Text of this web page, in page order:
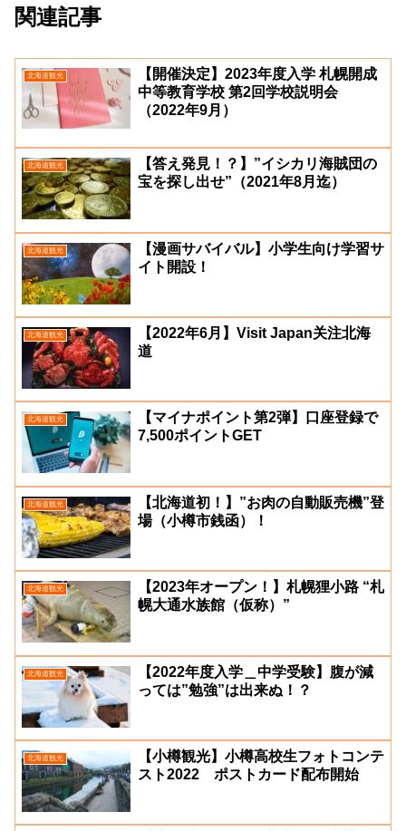
関連記事
北海道観光
【開催決定】2023年度入学 札幌開成
中等教育学校 第2回学校説明会
（2022年9月）
北海道観光
【答え発見！？】”イシカリ海賊団の
宝を探し出せ”（2021年8月迄）
北海道観光
【漫画サバイバル】小学生向け学習サ
イト開設！
北海道観光
【2022年6月】Visit Japan关注北海
道
北海道観光
【マイナポイント第2弾】口座登録で
7,500ポイントGET
北海道観光
【北海道初！】”お肉の自動販売機”登
場（小樽市銭函）！
北海道観光
【2023年オープン！】札幌狸小路 “札
幌大通水族館（仮称）”
北海道観光
【2022年度入学＿中学受験】腹が減
っては”勉強”は出来ぬ！？
北海道観光
【小樽観光】小樽高校生フォトコンテ
スト2022 ポストカード配布開始